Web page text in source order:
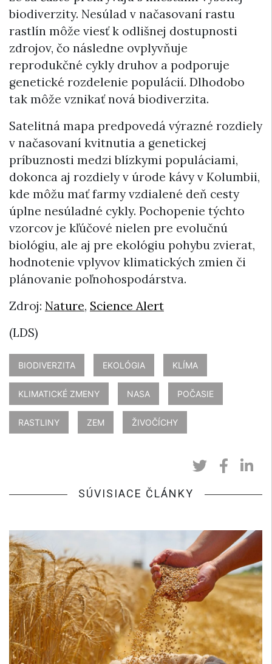
biodiverzity. Nesúlad v načasovaní rastu
rastlín môže viesť k odlišnej dostupnosti
zdrojov, čo následne ovplyvňuje
reprodukčné cykly druhov a podporuje
genetické rozdelenie populácií. Dlhodobo
tak môže vznikať nová biodiverzita.
Satelitná mapa predpovedá výrazné rozdiely
v načasovaní kvitnutia a genetickej
príbuznosti medzi blízkymi populáciami,
dokonca aj rozdiely v úrode kávy v Kolumbii,
kde môžu mať farmy vzdialené deň cesty
úplne nesúladné cykly. Pochopenie týchto
vzorcov je kľúčové nielen pre evolučnú
biológiu, ale aj pre ekológiu pohybu zvierat,
hodnotenie vplyvov klimatických zmien či
plánovanie poľnohospodárstva.
Zdroj: Nature, Science Alert
(LDS)
BIODIVERZITA EKOLÓGIA KLÍMA
KLIMATICKÉ ZMENY NASA POČASIE
RASTLINY ZEM ŽIVOČÍCHY
SÚVISIACE ČLÁNKY